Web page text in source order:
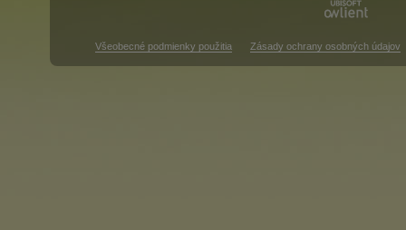
Všeobecné podmienky použitia Zásady ochrany osobných údajov